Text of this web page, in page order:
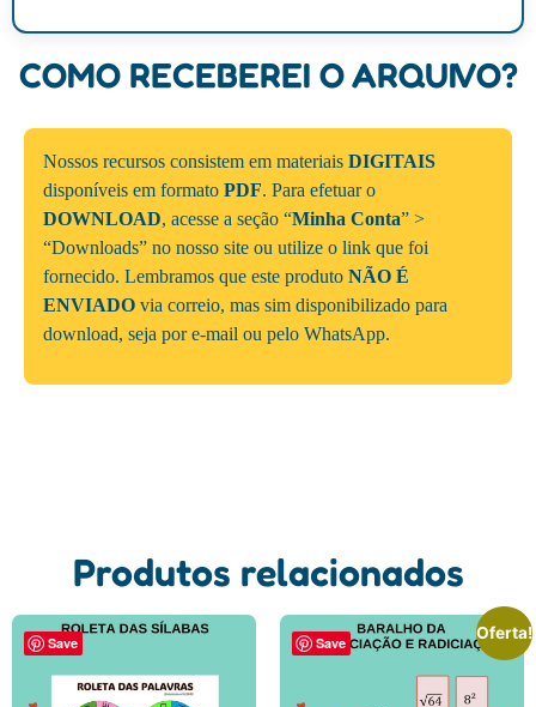
COMO RECEBEREI O ARQUIVO?
Nossos recursos consistem em materiais DIGITAIS
disponíveis em formato PDF. Para efetuar o
DOWNLOAD, acesse a seção “Minha Conta” >
“Downloads” no nosso site ou utilize o link que foi
fornecido. Lembramos que este produto NÃO É
ENVIADO via correio, mas sim disponibilizado para
download, seja por e-mail ou pelo WhatsApp.
Produtos relacionados
Save Save
Oferta!